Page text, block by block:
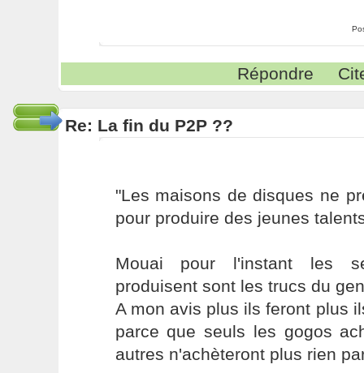
Répondre
Re: La fin du P2P ??
"Les maisons de disques ne
pour produire des jeunes
Mouai pour l'instant les
produisent sont les trucs du
A mon avis plus ils feront plus
parce que seuls les gogos
autres n'achèteront plus rien